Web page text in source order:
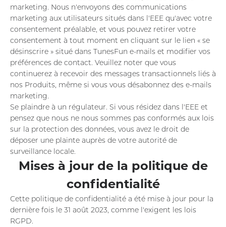
marketing. Nous n'envoyons des communications
marketing aux utilisateurs situés dans l'EEE qu'avec votre
consentement préalable, et vous pouvez retirer votre
consentement à tout moment en cliquant sur le lien « se
désinscrire » situé dans TunesFun e-mails et modifier vos
préférences de contact. Veuillez noter que vous
continuerez à recevoir des messages transactionnels liés à
nos Produits, même si vous vous désabonnez des e-mails
marketing.
Se plaindre à un régulateur. Si vous résidez dans l'EEE et
pensez que nous ne nous sommes pas conformés aux lois
sur la protection des données, vous avez le droit de
déposer une plainte auprès de votre autorité de
surveillance locale.
Mises à jour de la politique de
confidentialité
Cette politique de confidentialité a été mise à jour pour la
dernière fois le 31 août 2023, comme l'exigent les lois
RGPD.